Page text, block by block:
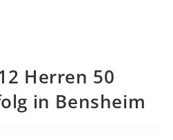
Herren 50
in Bensheim